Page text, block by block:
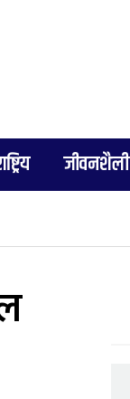
जीवनशैली